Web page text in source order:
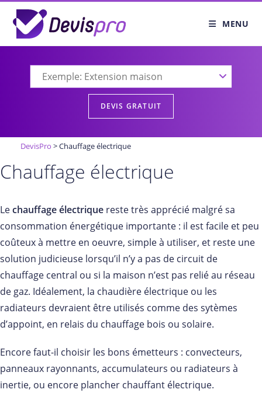
content
MENU
DevisPro >Chauffage électrique
Chauffage électrique
Lechauffage électrique reste très apprécié malgré sa
consommation énergétique importante : il est facile et peu
coûteux à mettre en oeuvre, simple à utiliser, et reste une
solution judicieuse lorsqu’il n’y a pas de circuit de
chauffage central ou si la maison n’est pas relié au réseau
de gaz. Idéalement, la chaudière électrique ou les
radiateurs devraient être utilisés comme des sytèmes
d’appoint, en relais du chauffage bois ou solaire.
Encore faut-il choisir les bons émetteurs : convecteurs,
panneaux rayonnants, accumulateurs ou radiateurs à
inertie, ou encore plancher chauffant électrique.